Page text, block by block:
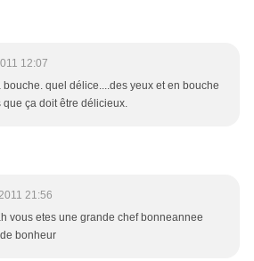
12:07
quel délice....des yeux et en bouche
que ça doit être délicieux.
21:56
vous etes une grande chef bonneannee
bonheur